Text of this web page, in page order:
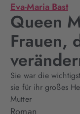
Eva-Maria Bast
Queen
Frauen,
Sie war die
sie für ihr großes
Mutter